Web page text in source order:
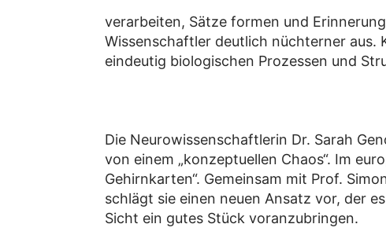
verarbeiten, Sätze formen und
Wissenschaftler deutlich nüchterner aus.
eindeutig biologischen Prozessen und
Die Neurowissenschaftlerin Dr. Sarah
von einem „konzeptuellen Chaos“. Im
Gehirnkarten“. Gemeinsam mit Prof.
schlägt sie einen neuen Ansatz vor, der
Sicht ein gutes Stück voranzubringen.